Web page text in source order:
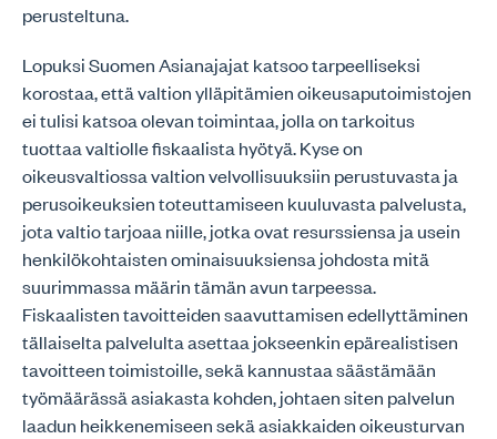
perusteltuna.
Lopuksi Suomen Asianajajat katsoo tarpeelliseksi
korostaa, että valtion ylläpitämien oikeusaputoimistojen
ei tulisi katsoa olevan toimintaa, jolla on tarkoitus
tuottaa valtiolle fiskaalista hyötyä. Kyse on
oikeusvaltiossa valtion velvollisuuksiin perustuvasta ja
perusoikeuksien toteuttamiseen kuuluvasta palvelusta,
jota valtio tarjoaa niille, jotka ovat resurssiensa ja usein
henkilökohtaisten ominaisuuksiensa johdosta mitä
suurimmassa määrin tämän avun tarpeessa.
Fiskaalisten tavoitteiden saavuttamisen edellyttäminen
tällaiselta palvelulta asettaa jokseenkin epärealistisen
tavoitteen toimistoille, sekä kannustaa säästämään
työmäärässä asiakasta kohden, johtaen siten palvelun
laadun heikkenemiseen sekä asiakkaiden oikeusturvan